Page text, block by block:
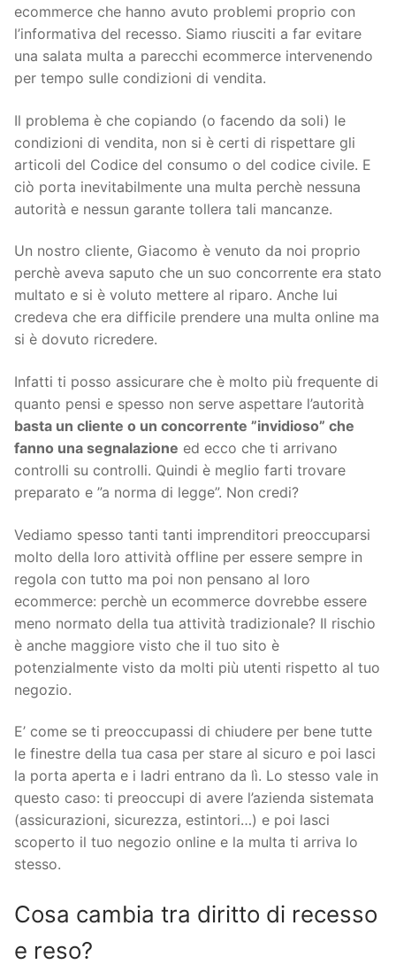
ecommerce che hanno avuto problemi proprio con
l’informativa del recesso. Siamo riusciti a far evitare
una salata multa a parecchi ecommerce intervenendo
per tempo sulle condizioni di vendita.
Il problema è che copiando (o facendo da soli) le
condizioni di vendita, non si è certi di rispettare gli
articoli del Codice del consumo o del codice civile. E
ciò porta inevitabilmente una multa perchè nessuna
autorità e nessun garante tollera tali mancanze.
Un nostro cliente, Giacomo è venuto da noi proprio
perchè aveva saputo che un suo concorrente era stato
multato e si è voluto mettere al riparo. Anche lui
credeva che era difficile prendere una multa online ma
si è dovuto ricredere.
Infatti ti posso assicurare che è molto più frequente di
quanto pensi e spesso non serve aspettare l’autorità
basta un cliente o un concorrente ”invidioso” che
fanno una segnalazione ed ecco che ti arrivano
controlli su controlli. Quindi è meglio farti trovare
preparato e ”a norma di legge”. Non credi?
Vediamo spesso tanti tanti imprenditori preoccuparsi
molto della loro attività offline per essere sempre in
regola con tutto ma poi non pensano al loro
ecommerce: perchè un ecommerce dovrebbe essere
meno normato della tua attività tradizionale? Il rischio
è anche maggiore visto che il tuo sito è
potenzialmente visto da molti più utenti rispetto al tuo
negozio.
E’ come se ti preoccupassi di chiudere per bene tutte
le finestre della tua casa per stare al sicuro e poi lasci
la porta aperta e i ladri entrano da lì. Lo stesso vale in
questo caso: ti preoccupi di avere l’azienda sistemata
(assicurazioni, sicurezza, estintori…) e poi lasci
scoperto il tuo negozio online e la multa ti arriva lo
stesso.
Cosa cambia tra diritto di recesso
e reso?